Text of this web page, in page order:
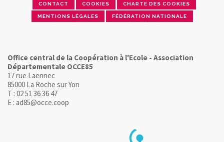
CONTACT COOKIES CHARTE DES COOKIES
MENTIONS LÉGALES FÉDÉRATION NATIONALE
Office central de la Coopération à l'Ecole - Association
Départementale OCCE85
17 rue Laënnec
85000 La Roche sur Yon
T : 02 51 36 36 47
E : ad85@occe.coop